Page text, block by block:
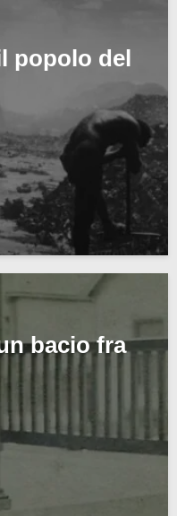
popolo del
bacio fra